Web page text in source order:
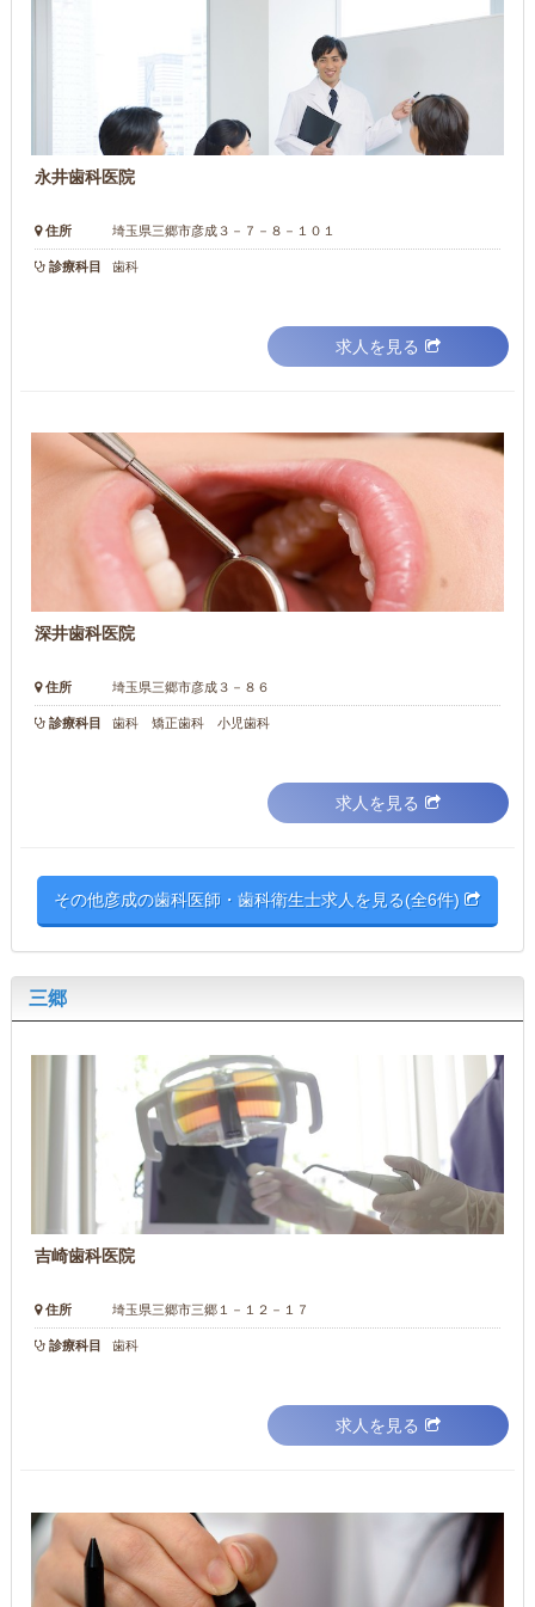
永井歯科医院
住所 埼玉県三郷市彦成３－７－８－１０１
診療科目 歯科
求人を見る
深井歯科医院
住所 埼玉県三郷市彦成３－８６
診療科目 歯科 矯正歯科 小児歯科
求人を見る
その他彦成の歯科医師・歯科衛生士求人を見る(全6件)
三郷
吉崎歯科医院
住所 埼玉県三郷市三郷１－１２－１７
診療科目 歯科
求人を見る